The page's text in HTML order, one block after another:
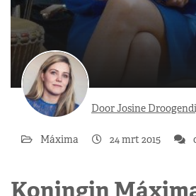
Door Josine
Máxima 24 mrt 2015
Koningin